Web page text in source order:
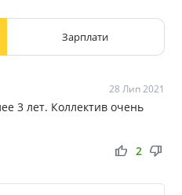
Зарплати
28 Лип 2021
3 лет. Коллектив очень
thumb_up thumb_down
2